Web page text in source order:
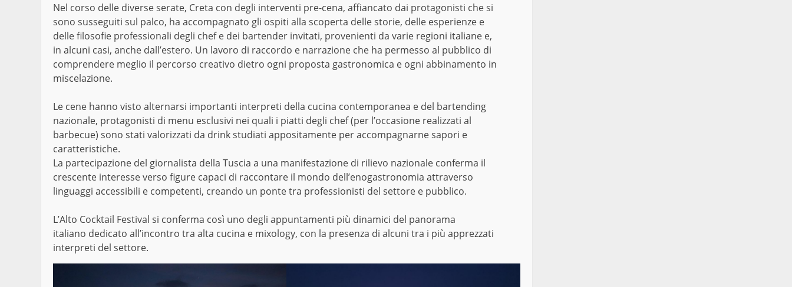
Nel corso delle diverse serate, Creta con degli interventi pre-cena, affiancato dai protagonisti che si
sono susseguiti sul palco, ha accompagnato gli ospiti alla scoperta delle storie, delle esperienze e
delle filosofie professionali degli chef e dei bartender invitati, provenienti da varie regioni italiane e,
in alcuni casi, anche dall’estero. Un lavoro di raccordo e narrazione che ha permesso al pubblico di
comprendere meglio il percorso creativo dietro ogni proposta gastronomica e ogni abbinamento in
miscelazione.
Le cene hanno visto alternarsi importanti interpreti della cucina contemporanea e del bartending
nazionale, protagonisti di menu esclusivi nei quali i piatti degli chef (per l’occasione realizzati al
barbecue) sono stati valorizzati da drink studiati appositamente per accompagnarne sapori e
caratteristiche.
La partecipazione del giornalista della Tuscia a una manifestazione di rilievo nazionale conferma il
crescente interesse verso figure capaci di raccontare il mondo dell’enogastronomia attraverso
linguaggi accessibili e competenti, creando un ponte tra professionisti del settore e pubblico.
L’Alto Cocktail Festival si conferma così uno degli appuntamenti più dinamici del panorama
italiano dedicato all’incontro tra alta cucina e mixology, con la presenza di alcuni tra i più apprezzati
interpreti del settore.